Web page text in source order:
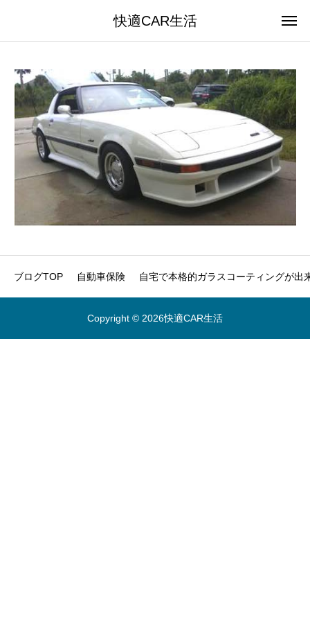
快適CAR生活
ブログTOP 自動車保険 自宅で本格的ガラスコーティングが出
Copyright © 2026快適CAR生活